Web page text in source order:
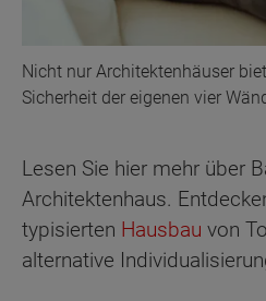
Nicht nur Architektenhäuser
Sicherheit der eigenen vier
Lesen Sie hier mehr über
Architektenhaus.
typisierten Hausbau von
alternative